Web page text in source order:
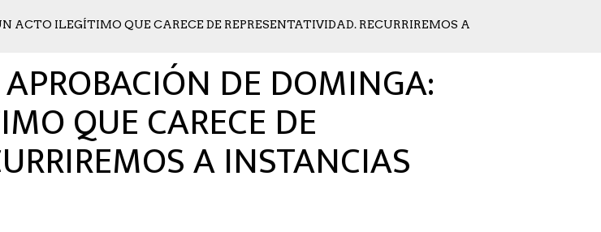
ACTO ILEGÍTIMO QUE CARECE DE REPRESENTATIVIDAD. RECURRIREMOS A
DE DOMINGA:
QUE CARECE DE
A INSTANCIAS